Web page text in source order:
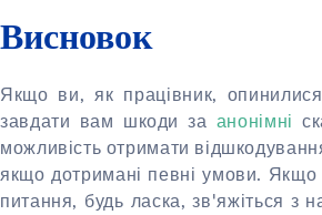
Висновок
Якщо ви, як працівник,
завдати вам шкоди за анонімні
можливість отримати
якщо дотримані певні умови.
питання, будь ласка, зв'яжіться